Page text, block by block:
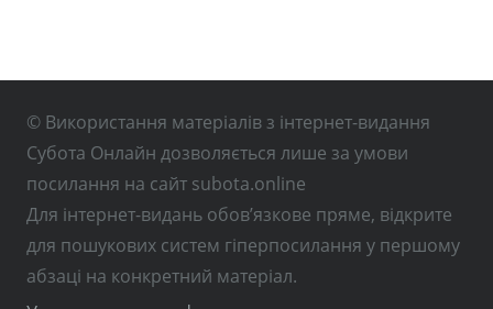
© Використання матеріалів з інтернет-видання
Субота Онлайн дозволяється лише за умови
посилання на сайт subota.online
Для інтернет-видань обов’язкове пряме, відкрите
для пошукових систем гіперпосилання у першому
абзаці на конкретний матеріал.